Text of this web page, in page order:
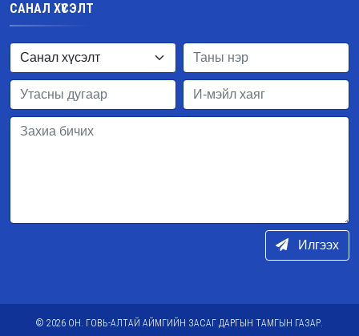
САНАЛ ХҮСЭЛТ
Илгээх
© 2026 ОН. ГОВЬ-АЛТАЙ АЙМГИЙН ЗАСАГ ДАРГЫН ТАМГЫН ГАЗАР.